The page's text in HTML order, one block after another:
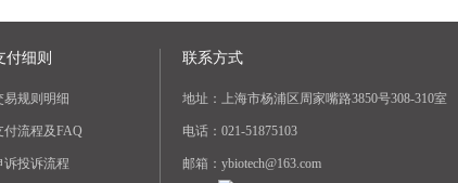
付细则
易规则明细
付流程及FAQ
诉投诉流程
联系方式
地址：上海市杨浦区周家嘴路3850号308-310室
电话：021-51875103
邮箱：ybiotech@163.com